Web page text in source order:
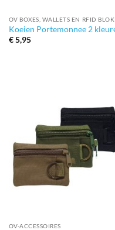
Koeien Portemonnee 2
€5,95
OV-ACCESSOIRES